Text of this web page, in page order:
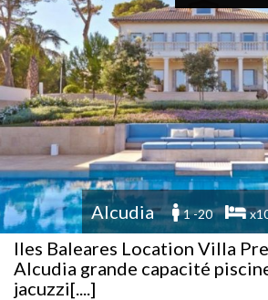
Alcudia 1 -20
Iles Baleares Location Villa
Alcudia grande capacité
jacuzzi[....]